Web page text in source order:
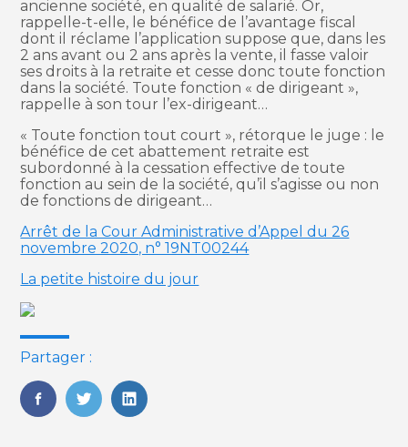
ancienne société, en qualité de salarié. Or,
rappelle-t-elle, le bénéfice de l’avantage fiscal
dont il réclame l’application suppose que, dans les
2 ans avant ou 2 ans après la vente, il fasse valoir
ses droits à la retraite et cesse donc toute fonction
dans la société. Toute fonction « de dirigeant »,
rappelle à son tour l’ex-dirigeant…
« Toute fonction tout court », rétorque le juge : le
bénéfice de cet abattement retraite est
subordonné à la cessation effective de toute
fonction au sein de la société, qu’il s’agisse ou non
de fonctions de dirigeant…
Arrêt de la Cour Administrative d’Appel du 26
novembre 2020, n° 19NT00244
La petite histoire du jour
Partager :
FaceBook
TwitterLinkedIn